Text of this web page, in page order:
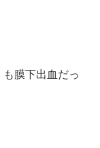
膜下出血だっ